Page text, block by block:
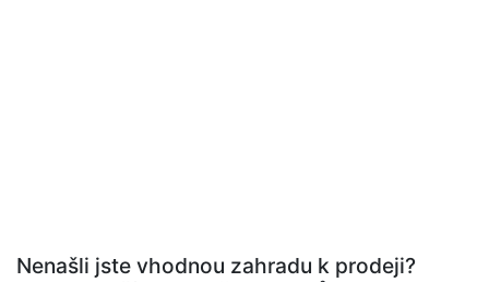
Nenašli jste vhodnou zahradu k prodeji?